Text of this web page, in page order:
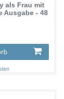
als Frau mit
Ausgabe - 48